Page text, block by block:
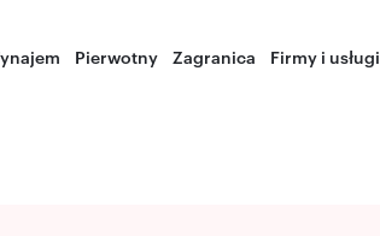
Pierwotny Zagranica Firmy i usługi